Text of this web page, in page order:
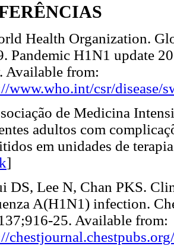
Health Organization.
Pandemic H1N1 update
Available from:
www.who.int/csr/disease/
de Medicina
adultos com
em unidades de
]
DS, Lee N, Chan PKS.
A(H1N1) infection.
25. Available from: